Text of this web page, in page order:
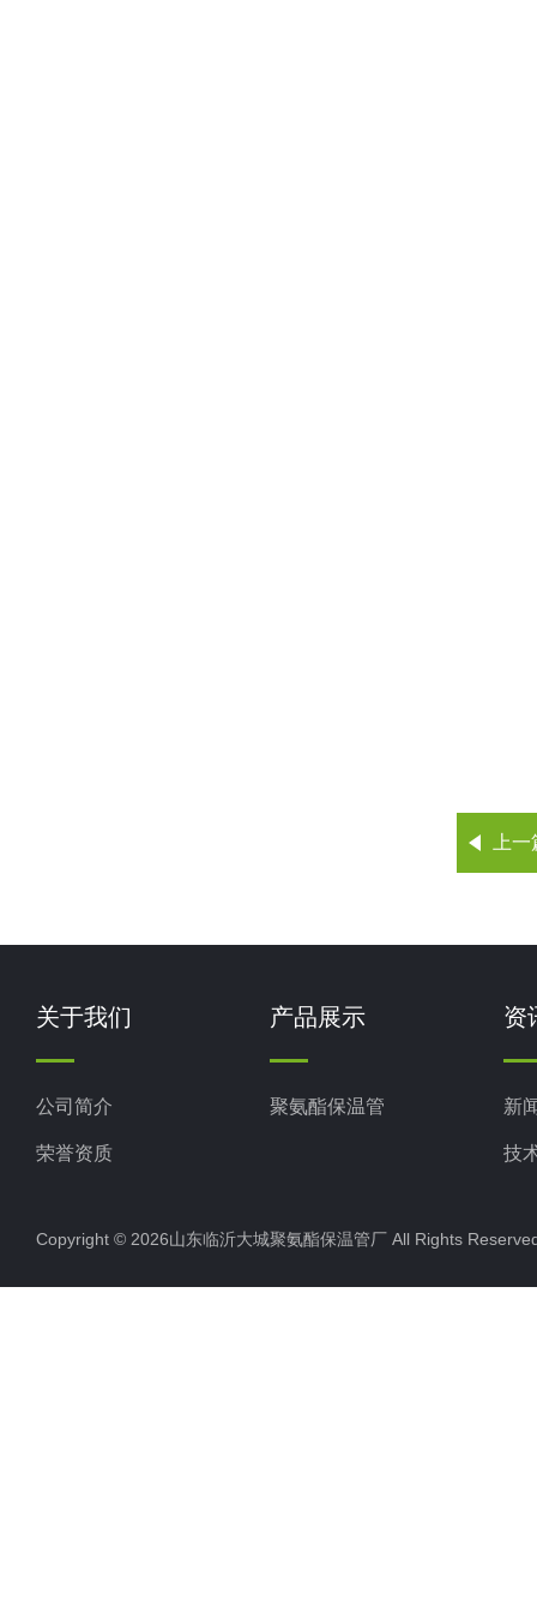
上
关于我们
公司简介
荣誉资质
产品展示
聚氨酯保温管
资
新
技
Copyright © 2026山东临沂大城聚氨酯保温管厂 All Rights